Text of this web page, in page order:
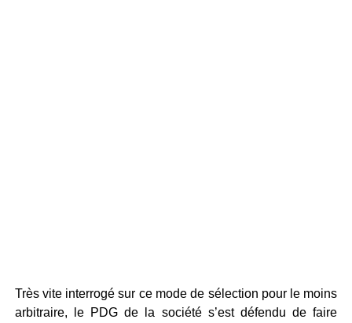
Très vite interrogé sur ce mode de sélection pour le moins
arbitraire, le PDG de la société s’est défendu de faire